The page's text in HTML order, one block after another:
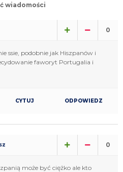
wiadomości
0
ssie, podobnie jak Hiszpanów i
faworyt Portugalia i
CYTUJ ODPOWIEDZ
0
może być ciężko ale kto